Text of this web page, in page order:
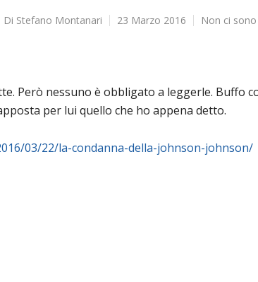
Di Stefano Montanari 23 Marzo 2016 Non ci
Però nessuno è obbligato a leggerle. Buffo
per lui quello che ho appena detto.
03/22/la-condanna-della-johnson-johnson/